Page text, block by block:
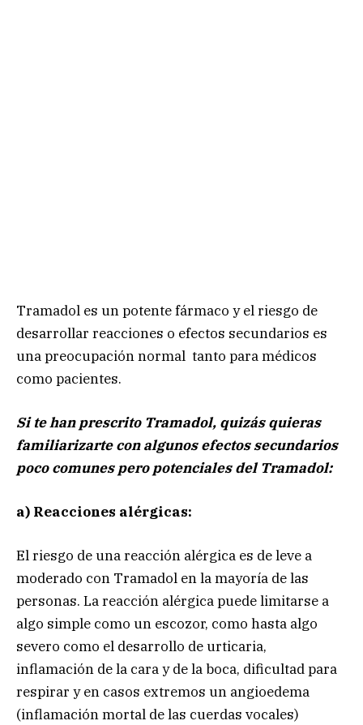
Tramadol es un potente fármaco y el riesgo de
desarrollar reacciones o efectos secundarios es
una preocupación normal tanto para médicos
como pacientes.
Si te han prescrito Tramadol, quizás quieras
familiarizarte con algunos efectos secundarios
poco comunes pero potenciales del Tramadol:
a) Reacciones alérgicas:
El riesgo de una reacción alérgica es de leve a
moderado con Tramadol en la mayoría de las
personas. La reacción alérgica puede limitarse a
algo simple como un escozor, como hasta algo
severo como el desarrollo de urticaria,
inflamación de la cara y de la boca, dificultad para
respirar y en casos extremos un angioedema
(inflamación mortal de las cuerdas vocales)